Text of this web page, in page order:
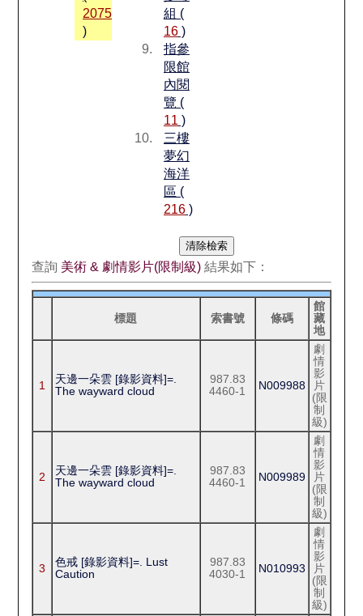
2075
)
組 (
16)
指參
限館
內閱
覽 (
11 )
三樓
夢幻
海洋
區 (
216)
查詢 美術 & 劇情影片(限制級)結果如下：
標題 索書號 條碼
館
藏
地
1
天邊一朵雲 [錄影資料]=.
The wayward cloud
987.83
4460-1
N009988
劇
情
影
片
(限
制
級)
2
天邊一朵雲 [錄影資料]=.
The wayward cloud
987.83
4460-1
N009989
劇
情
影
片
(限
制
級)
3
色戒 [錄影資料]=. Lust
Caution
987.83
4030-1
N010993
劇
情
影
片
(限
制
級)